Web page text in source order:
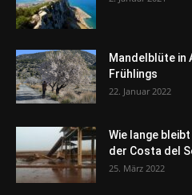
Mandelblüte in
Frühlings
22. Januar 2022
Wie lange
der Costa del
25. März 2022